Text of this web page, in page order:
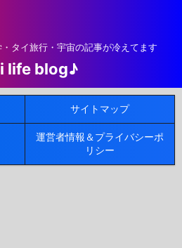
タイ旅行・宇宙の記事が冷えてます
life blog♪
サイトマップ
運営者情報＆プライバシーポ
リシー